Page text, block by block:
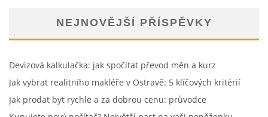
NEJNOVĚJŠÍ PŘÍSPĚVKY
Devizová kalkulačka: jak spočítat převod měn a kurz
Jak vybrat realitního makléře v Ostravě: 5 klíčových kritérií
Jak prodat byt rychle a za dobrou cenu: průvodce